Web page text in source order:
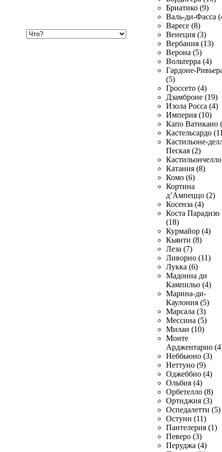
Бриатико (9)
Валь-ди-Фасса
Варесе (8)
Венеция (3)
Вербания (13)
Верона (5)
Вольтерра (4)
Гардоне-
(5)
Гроссето (4)
Дзамброне (19)
Изола Росса (4)
Империя (10)
Капо Ватикано
Кастельсардо
Кастильоне-
Пеская (2)
Катания (8)
Комо (6)
Кортина
д’Ампеццо (2)
Косенза (4)
Коста Парадизо
(18)
Курмайор (4)
Кьянти (8)
Леза (7)
Ливорно (11)
Лукка (6)
Мадонна ди
Кампильо (4)
Марина-ди-
Каулония (5)
Марсала (3)
Мессина (5)
Милан (10)
Монте
Арджентарио
Неббьюно (3)
Неттуно (9)
Оджеббио (4)
Ольбия (4)
Орбетелло (8)
Ортиджия (3)
Оспедалетти (5)
Остуни (11)
Пантелерия (1)
Певеро (3)
Перуджа (4)